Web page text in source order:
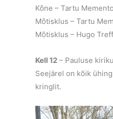
Kõne – Tartu
Mõtisklus – Tartu
Mõtisklus – Hugo
Kell 12 – Pauluse
Seejärel on kõik
kringlit.